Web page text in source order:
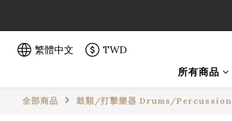
繁體中文 TWD
所有商品
全部商品 鼓類/打擊樂器 Drums/Percussion